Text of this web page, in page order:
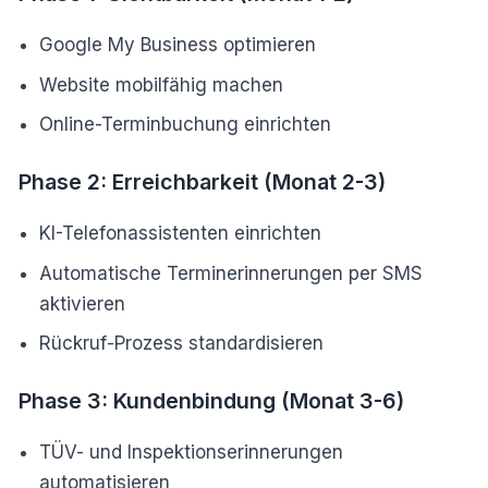
Google My Business optimieren
Website mobilfähig machen
Online-Terminbuchung einrichten
Phase 2: Erreichbarkeit (Monat 2-3)
KI-Telefonassistenten einrichten
Automatische Terminerinnerungen per SMS
aktivieren
Rückruf-Prozess standardisieren
Phase 3: Kundenbindung (Monat 3-6)
TÜV- und Inspektionserinnerungen
automatisieren